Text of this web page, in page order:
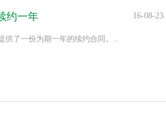
16-08-23
约一年
供了一份为期一年的续约合同。...